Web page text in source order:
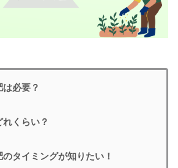
必要？
くらい？
タイミングが知りたい！